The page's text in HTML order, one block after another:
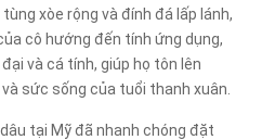
xòe rộng và đính đá lấp lánh,
cô hướng đến tính ứng dụng,
và cá tính, giúp họ tôn lên
sức sống của tuổi thanh xuân.
tại Mỹ đã nhanh chóng đặt